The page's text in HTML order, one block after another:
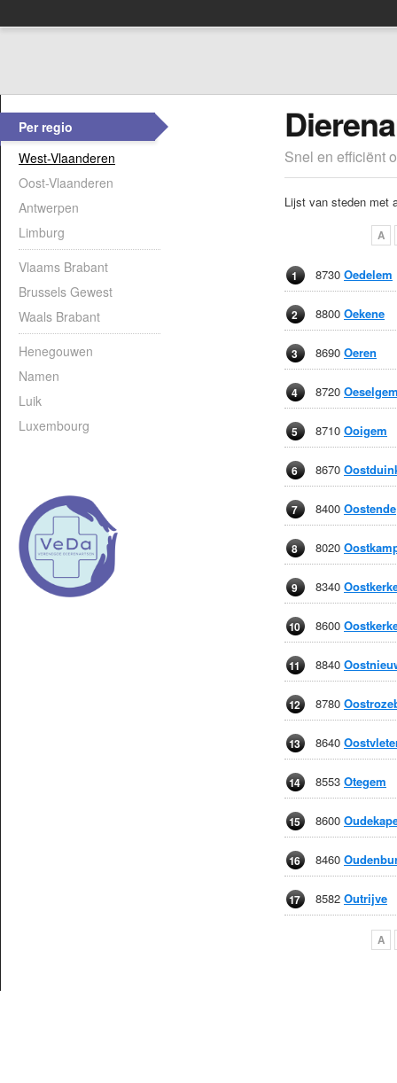
Per regio
West-Vlaanderen
Oost-Vlaanderen
Antwerpen
Limburg
Vlaams Brabant
Brussels Gewest
Waals Brabant
Henegouwen
Namen
Luik
Luxembourg
Snel en efficiënt
Lijst van steden met
A
1 8730 Oedelem
2 8800 Oekene
3 8690 Oeren
4 8720
5 8710 Ooigem
6 8670
7 8400 Oostende
8 8020
9 8340
10 8600
11 8840
12 8780
13 8640
14 8553 Otegem
15 8600
16 8460
17 8582 Outrijve
A